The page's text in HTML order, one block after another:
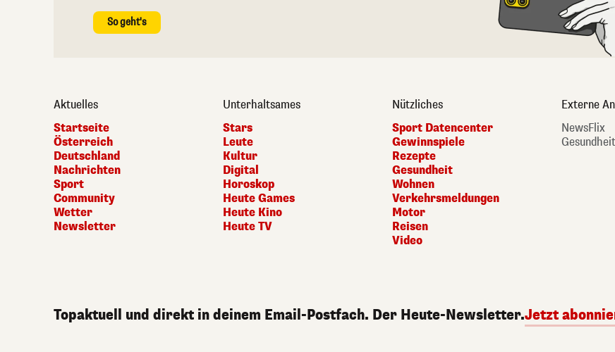
So geht's
Aktuelles
Startseite
Österreich
Deutschland
Nachrichten
Sport
Community
Wetter
Newsletter
Unterhaltsames
Stars
Leute
Kultur
Digital
Horoskop
Heute Games
Heute Kino
Heute TV
Nützliches
Sport Datencenter
Gewinnspiele
Rezepte
Gesundheit
Wohnen
Verkehrsmeldungen
Motor
Reisen
Video
Externe
NewsFlix
Topaktuell und direkt in deinem Email-Postfach. Der Heute-Newsletter.Jetzt